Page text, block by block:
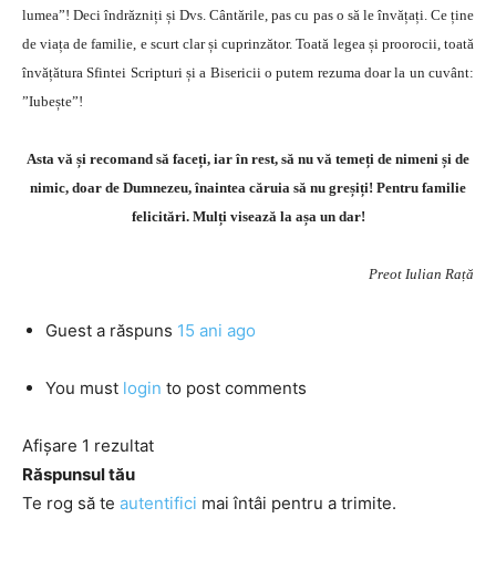
lumea”! Deci îndrăzniți și Dvs. Cântările, pas cu pas o să le învățați. Ce ține
de viața de familie, e scurt clar și cuprinzător. Toată legea și proorocii, toată
învățătura Sfintei Scripturi și a Bisericii o putem rezuma doar la un cuvânt:
”Iubește”!
Asta vă și recomand să faceți, iar în rest, să nu vă temeți de nimeni și de
nimic, doar de Dumnezeu, înaintea căruia să nu greșiți! Pentru familie
felicitări. Mulți visează la așa un dar!
Preot Iulian Rață
Guest a răspuns 15 ani ago
You must login to post comments
Afișare 1 rezultat
Răspunsul tău
Te rog să te autentifici mai întâi pentru a trimite.